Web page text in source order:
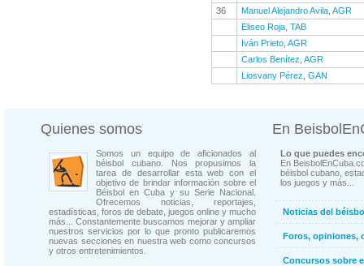
36
Manuel Alejandro Avila AGR
Eliseo Roja TAB
Iván Prieto AGR
Carlos Benítez AGR
Liosvany Pérez GAN
Quienes somos
Somos un equipo de aficionados al
béisbol cubano. Nos propusimos la
tarea de desarrollar esta web con el
objetivo de brindar información sobre el
Béisbol en Cuba y su Serie Nacional.
Ofrecemos noticias, reportajes,
estadísticas, foros de debate, juegos online y mucho
más... Constantemente buscamos mejorar y ampliar
nuestros servicios por lo que pronto publicaremos
nuevas secciones en nuestra web como concursos
y otros entretenimientos.
En
Lo que puedes
En
béisbol cubano,
los juegos y más...
Noticias del
Foros, opiniones,
Concursos sobre